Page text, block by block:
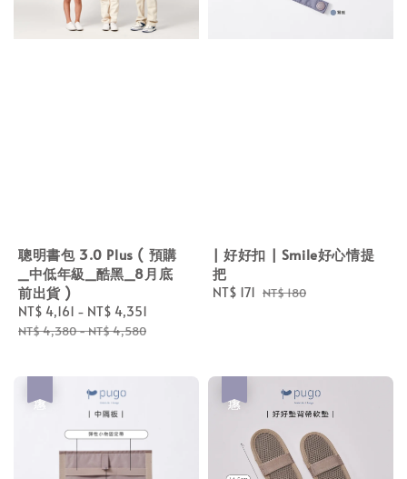
聰明書包 3.0 Plus ( 預購
_中低年級_酷黑_8月底
前出貨 )
Sale
price
NT$ 4,161 - NT$ 4,351
NT$ 4,380-NT$ 4,580
| 好好扣 | Smile好心情提
把
Sale
NT$ 171 Regular
NT$ 180